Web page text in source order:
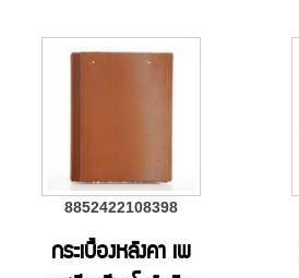
8852422108398
กระเบื้องหลังคา เพ